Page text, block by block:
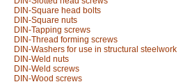
DIN-Square head bolts
DIN-Square nuts
DIN-Tapping screws
DIN-Thread forming screws
DIN-Washers for use in structural steelwork
DIN-Weld nuts
DIN-Weld screws
DIN-Wood screws